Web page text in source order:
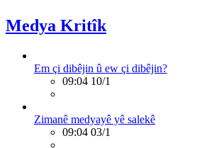
Medya Kritîk
Em çi dibêjin û ew çi dibêjin?
09:04 10/1
Zimanê medyayê yê salekê
09:04 03/1